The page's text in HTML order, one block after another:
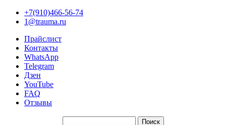
+7(910)466-56-74
1@trauma.ru
Прайслист
Контакты
WhatsApp
Telegram
Дзен
YouTube
FAQ
Отзывы